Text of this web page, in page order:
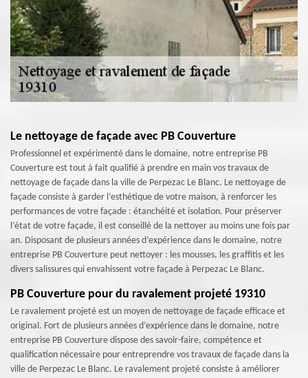
Le nettoyage de façade avec PB Couverture
Professionnel et expérimenté dans le domaine, notre entreprise PB
Couverture est tout à fait qualifié à prendre en main vos travaux de
nettoyage de façade dans la ville de Perpezac Le Blanc. Le nettoyage de
façade consiste à garder l’esthétique de votre maison, à renforcer les
performances de votre façade : étanchéité et isolation. Pour préserver
l’état de votre façade, il est conseillé de la nettoyer au moins une fois par
an. Disposant de plusieurs années d’expérience dans le domaine, notre
entreprise PB Couverture peut nettoyer : les mousses, les graffitis et les
divers salissures qui envahissent votre façade à Perpezac Le Blanc.
PB Couverture pour du ravalement projeté 19310
Le ravalement projeté est un moyen de nettoyage de façade efficace et
original. Fort de plusieurs années d’expérience dans le domaine, notre
entreprise PB Couverture dispose des savoir-faire, compétence et
qualification nécessaire pour entreprendre vos travaux de façade dans la
ville de Perpezac Le Blanc. Le ravalement projeté consiste à améliorer